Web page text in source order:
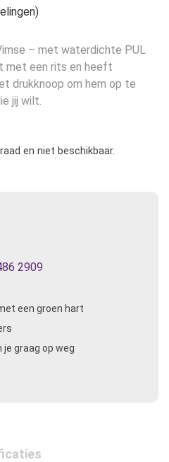
– met waterdichte PUL
met een rits en heeft
drukknoop om hem op te
jij wilt.
en niet beschikbaar.
2909
een groen hart
je graag op weg